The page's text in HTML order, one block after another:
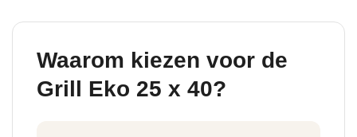
Waarom kiezen voor de
Grill Eko 25 x 40?